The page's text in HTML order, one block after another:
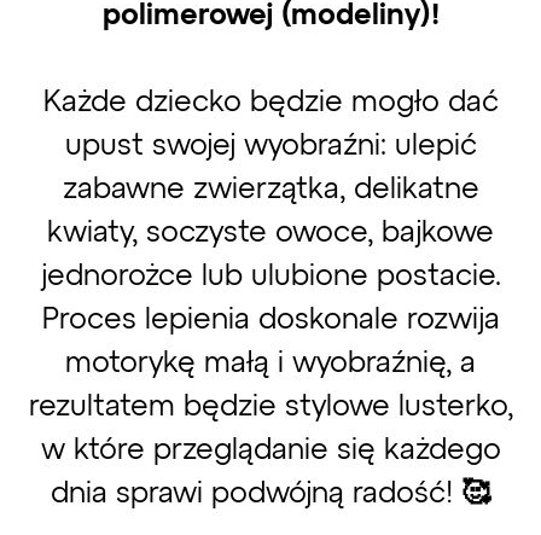
polimerowej (modeliny)!
Każde dziecko będzie mogło dać
upust swojej wyobraźni: ulepić
zabawne zwierzątka, delikatne
kwiaty, soczyste owoce, bajkowe
jednorożce lub ulubione postacie.
Proces lepienia doskonale rozwija
motorykę małą i wyobraźnię, a
rezultatem będzie stylowe lusterko,
w które przeglądanie się każdego
dnia sprawi podwójną radość! 🥰